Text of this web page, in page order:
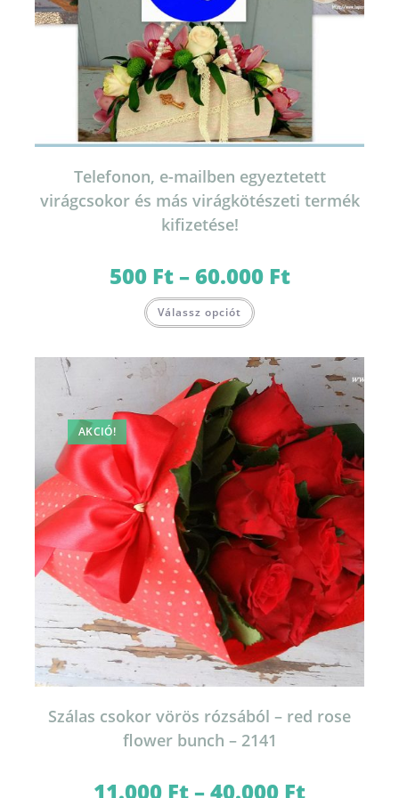
Telefonon, e-mailben egyeztetett
virágcsokor és más virágkötészeti termék
kifizetése!
500 Ft–60.000 FtÁrtartomány:
500 Ft
Válassz opciót a
van.
változatok
a
termékoldalon
választhatók
ki
AKCIÓ!
Szálas csokor vörös rózsából – red rose
flower bunch – 2141
11.000 Ft–40.000 Ft